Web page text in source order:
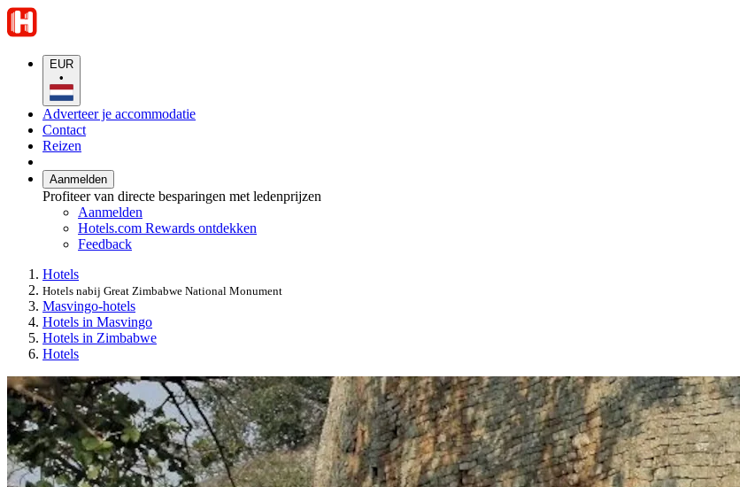
EUR
•
Adverteer je accommodatie
Contact
Reizen
Aanmelden
Profiteer van directe besparingen met ledenprijzen
Aanmelden
Hotels.com Rewards ontdekken
Feedback
Hotels
Hotels nabij Great Zimbabwe National Monument
Masvingo-hotels
Hotels in Masvingo
Hotels in Zimbabwe
Hotels